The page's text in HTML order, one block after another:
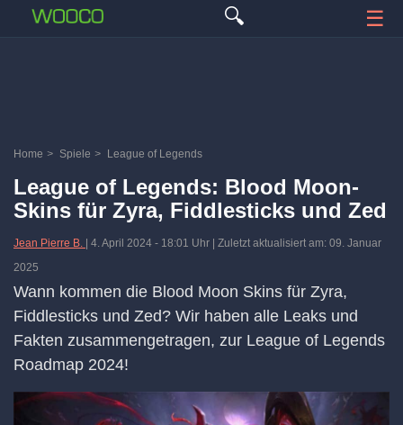
🔍 ☰
Home > Spiele > League of Legends
League of Legends: Blood Moon-
Skins für Zyra, Fiddlesticks und Zed
Jean Pierre B. 4. April 2024 - 18:01 Uhr | Zuletzt aktualisiert am: 09. Januar
2025
Wann kommen die Blood Moon Skins für Zyra,
Fiddlesticks und Zed? Wir haben alle Leaks und
Fakten zusammengetragen, zur League of Legends
Roadmap 2024!